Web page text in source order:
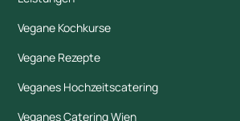
Vegane Kochkurse
Vegane Rezepte
Veganes Hochzeitscatering
Veganes Catering Wien